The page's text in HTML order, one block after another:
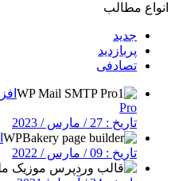
انواع مطالب
جدید
پربازدید
تصادفی
Pro
تاریخ : 27 / مارس / 2023
تاریخ : 09 / مارس / 2022